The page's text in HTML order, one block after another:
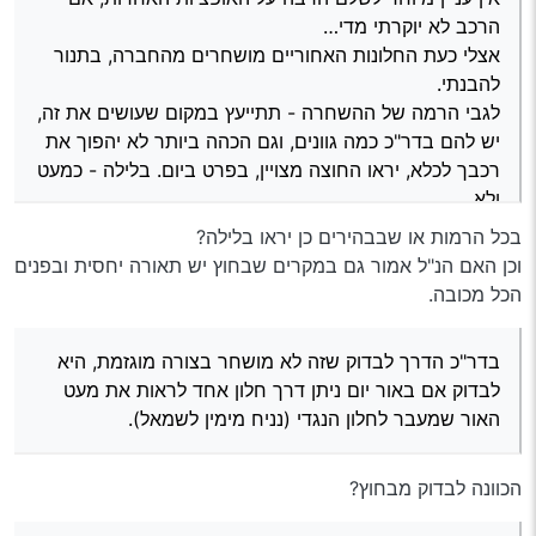
הרכב לא יוקרתי מדי…
אצלי כעת החלונות האחוריים מושחרים מהחברה, בתנור
להבנתי.
לגבי הרמה של ההשחרה - תתייעץ במקום שעושים את זה,
יש להם בדר"כ כמה גוונים, וגם הכהה ביותר לא יהפוך את
רכבך לכלא, יראו החוצה מצויין, בפרט ביום. בלילה - כמעט
ולא.
בכל הרמות או שבבהירים כן יראו בלילה?
וכן האם הנ"ל אמור גם במקרים שבחוץ יש תאורה יחסית ובפנים
הכל מכובה.
בדר"כ הדרך לבדוק שזה לא מושחר בצורה מוגזמת, היא
לבדוק אם באור יום ניתן דרך חלון אחד לראות את מעט
האור שמעבר לחלון הנגדי (נניח מימין לשמאל).
הכוונה לבדוק מבחוץ?